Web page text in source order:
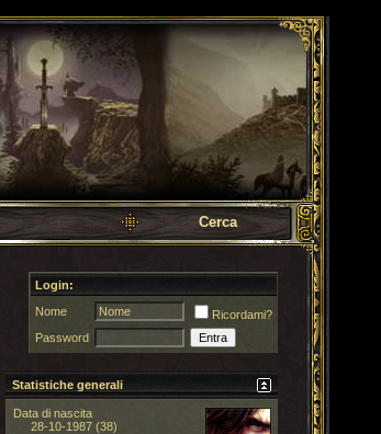
Cerca
Login:
Nome
Ricordami?
Password
Statistiche generali
Data di nascita
28-10-1987 (38)